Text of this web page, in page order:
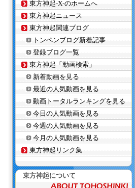
東方神起-X-のホームへ
東方神起ニュース
東方神起関連ブログ
トンペンブログ新着記事
登録ブログ一覧
東方神起「動画検索」
新着動画を見る
最近の人気動画を見る
動画トータルランキングを見る
今日の人気動画を見る
今週の人気動画を見る
今月の人気動画を見る
東方神起リンク集
東方神起について